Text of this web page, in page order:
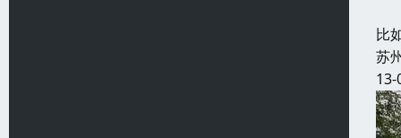
比
苏
13-